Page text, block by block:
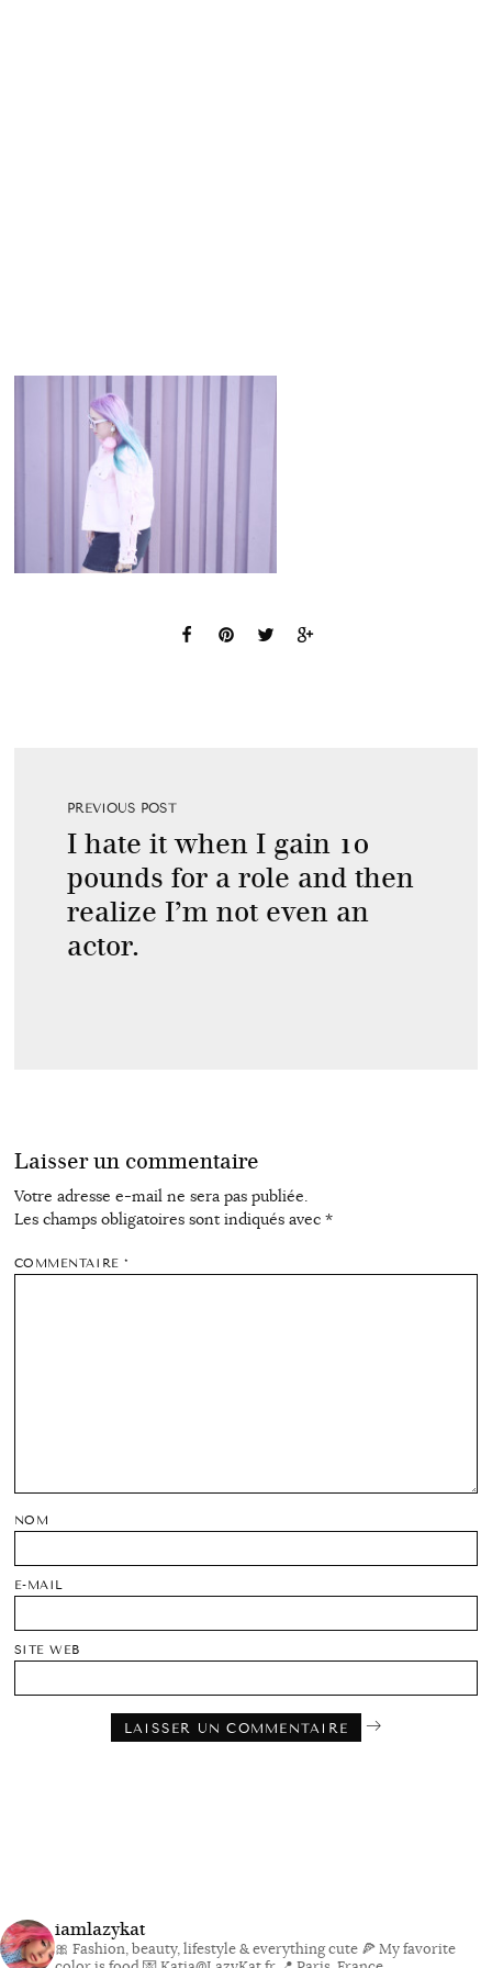
PREVIOUS POST
I hate it when I gain 10
pounds for a role and then
realize I’m not even an
actor.
Laisser un commentaire
Votre adresse e-mail ne sera pas publiée.
Les champs obligatoires sont indiqués avec *
COMMENTAIRE*
NOM
E-MAIL
SITE WEB
iamlazykat
🎀 Fashion, beauty, lifestyle & everything cute 🍕 My favorite